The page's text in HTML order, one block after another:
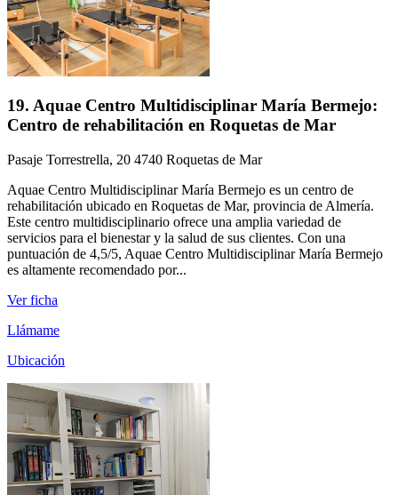
19. Aquae Centro Multidisciplinar María Bermejo:
Centro de rehabilitación en Roquetas de Mar
Pasaje Torrestrella, 20 4740 Roquetas de Mar
Aquae Centro Multidisciplinar María Bermejo es un centro de
rehabilitación ubicado en Roquetas de Mar, provincia de Almería.
Este centro multidisciplinario ofrece una amplia variedad de
servicios para el bienestar y la salud de sus clientes. Con una
puntuación de 4,5/5, Aquae Centro Multidisciplinar María Bermejo
es altamente recomendado por...
Ver ficha
Llámame
Ubicación